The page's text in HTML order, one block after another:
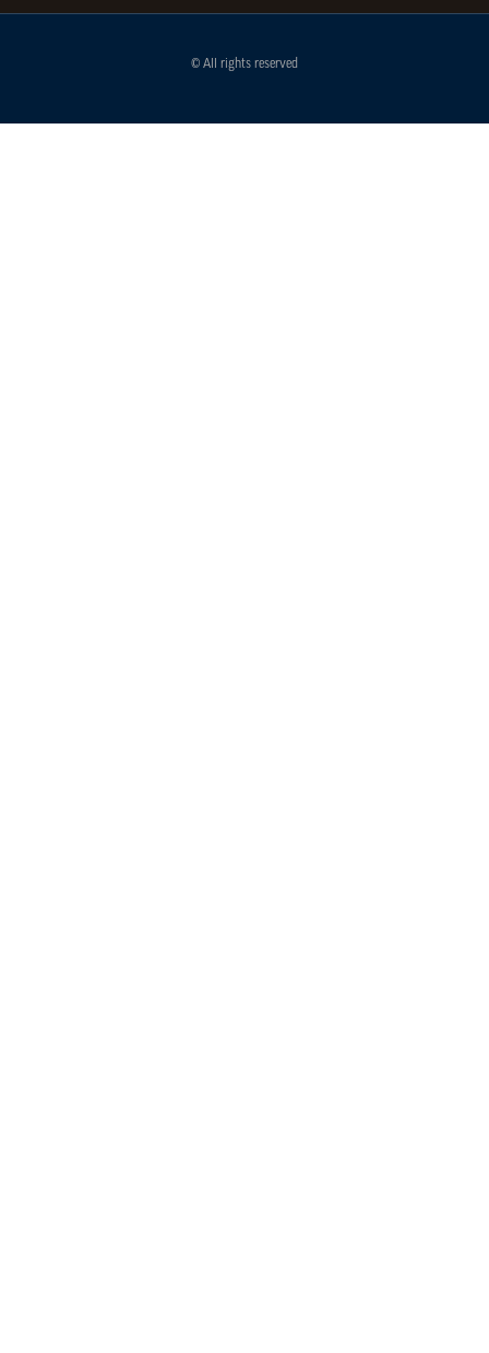
© All rights reserved